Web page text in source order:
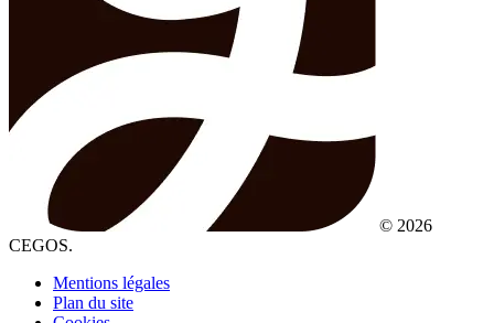
© 2026
CEGOS.
Mentions légales
Plan du site